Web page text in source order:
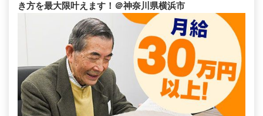
き方を最大限叶えます！＠神奈川県横浜市